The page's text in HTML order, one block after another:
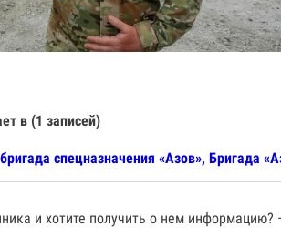
в (1 записей)
спецназначения «Азов», Бригада
и хотите получить о нем информацию?